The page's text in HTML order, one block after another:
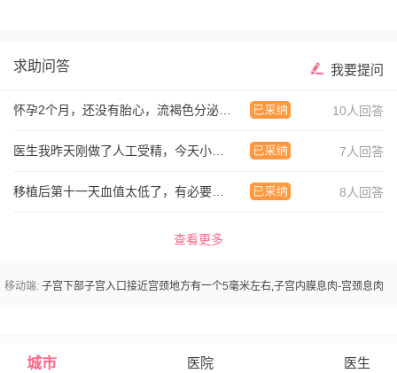
求助问答 我要提问
10人回答
7人回答
8人回答
查看更多
移动端: 子宫下部子宫入口接近宫颈地方有一个5毫米左右,子宫内膜息肉-宫颈息肉
城市 医院 医生